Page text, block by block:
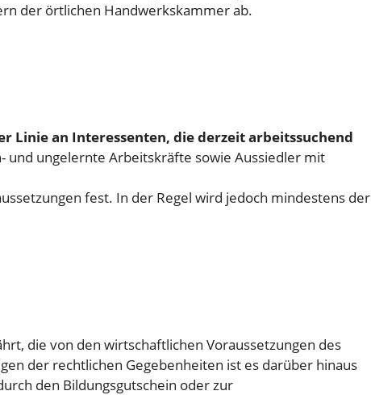
der örtlichen Handwerkskammer ab.
Linie an Interessenten, die derzeit arbeitssuchend
und ungelernte Arbeitskräfte sowie Aussiedler mit
fest. In der Regel wird jedoch mindestens der
die von den wirtschaftlichen Voraussetzungen des
der rechtlichen Gegebenheiten ist es darüber hinaus
den Bildungsgutschein oder zur